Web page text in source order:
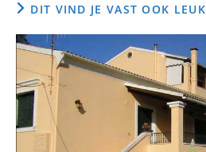
DIT VIND JE VAST OOK LEUK